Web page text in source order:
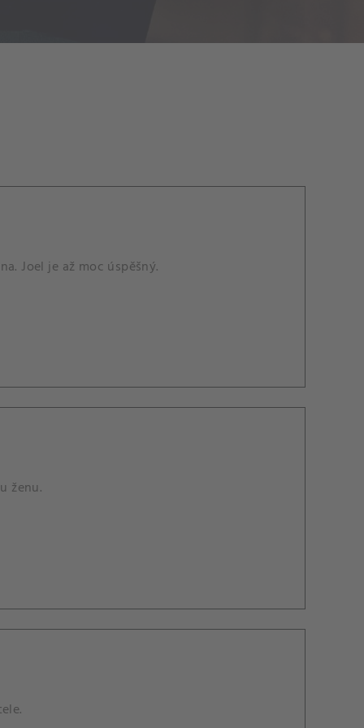
Joel je až moc úspěšný.
ženu.